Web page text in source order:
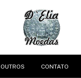
OUTROS CONTATO